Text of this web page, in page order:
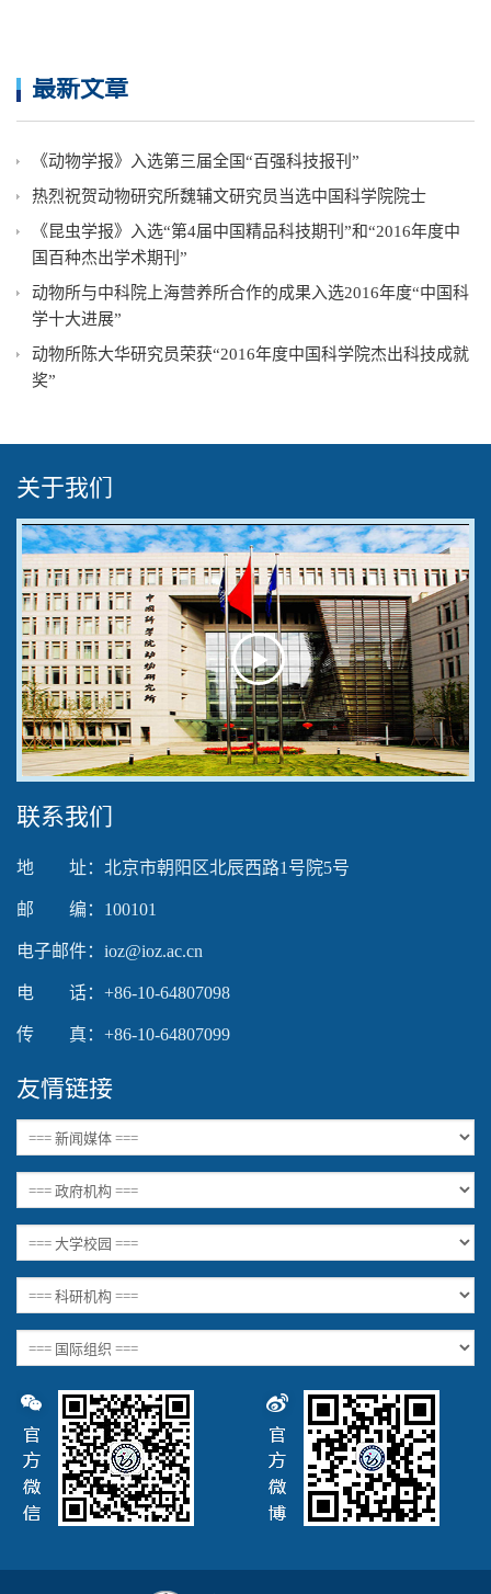
最新文章
《动物学报》入选第三届全国“百强科技报刊”
热烈祝贺动物研究所魏辅文研究员当选中国科学院院士
《昆虫学报》入选“第4届中国精品科技期刊”和“2016年度中
国百种杰出学术期刊”
动物所与中科院上海营养所合作的成果入选2016年度“中国科
学十大进展”
动物所陈大华研究员荣获“2016年度中国科学院杰出科技成就
奖”
关于我们
Play
Video
联系我们
地 址：北京市朝阳区北辰西路1号院5号
邮 编：100101
电子邮件：ioz@ioz.ac.cn
电 话：+86-10-64807098
传 真：+86-10-64807099
友情链接